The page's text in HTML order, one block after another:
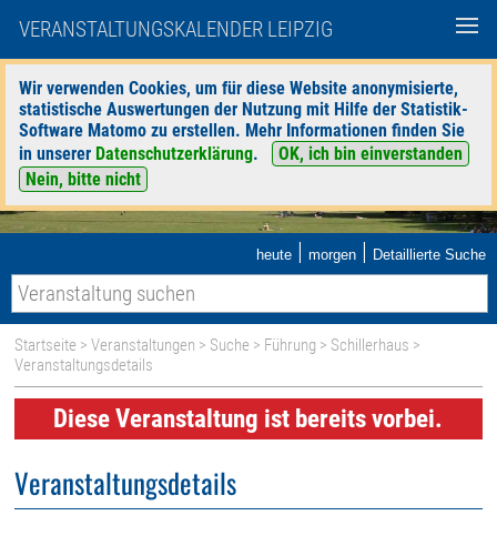
VERANSTALTUNGSKALENDER LEIPZIG
Wir verwenden Cookies, um für diese Website anonymisierte,
statistische Auswertungen der Nutzung mit Hilfe der Statistik-
Software Matomo zu erstellen. Mehr Informationen finden Sie
in unserer Datenschutzerklärung.
OK, ich bin einverstanden
Nein, bitte nicht
heute | morgen | Detaillierte Suche
Startseite >Veranstaltungen > Suche > Führung > Schillerhaus >
Veranstaltungsdetails
Diese Veranstaltung ist bereits vorbei.
Veranstaltungsdetails